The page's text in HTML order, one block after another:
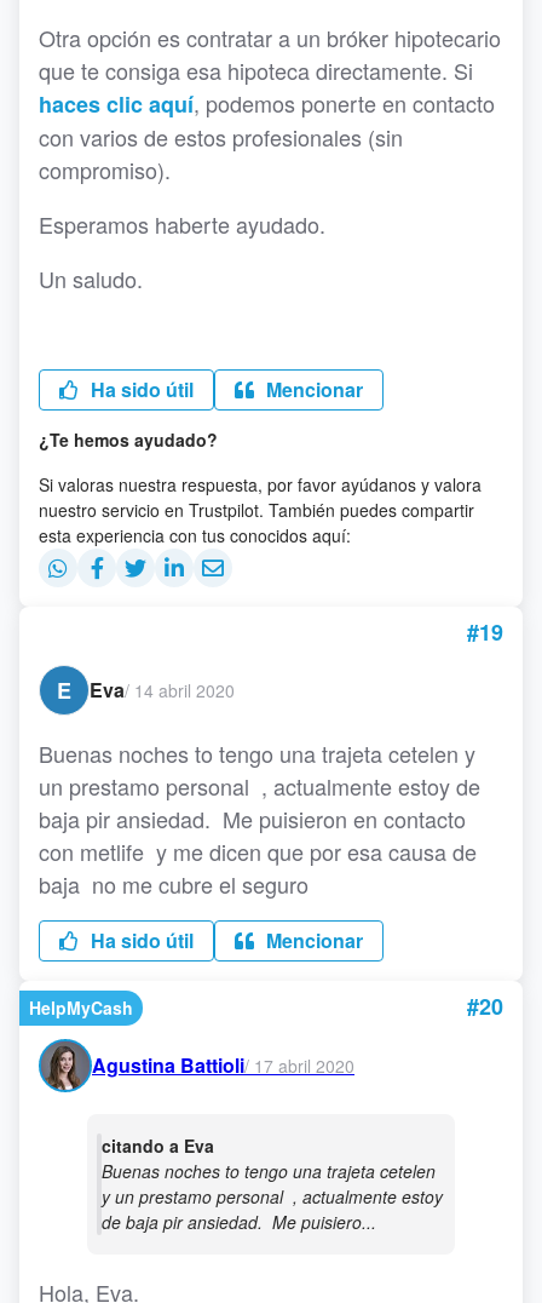
Otra opción es contratar a un bróker hipotecario
que te consiga esa hipoteca directamente. Si
haces clic aquí, podemos ponerte en contacto
con varios de estos profesionales (sin
compromiso).
Esperamos haberte ayudado.
Un saludo.
Ha sido útil Mencionar
¿Te hemos ayudado?
Si valoras nuestra respuesta, por favor ayúdanos y valora
nuestro servicio en Trustpilot. También puedes compartir
esta experiencia con tus conocidos aquí:
#19
E
Eva/ 14 abril 2020
Buenas noches to tengo una trajeta cetelen y
un prestamo personal , actualmente estoy de
baja pir ansiedad. Me puisieron en contacto
con metlife y me dicen que por esa causa de
baja no me cubre el seguro
Ha sido útil Mencionar
HelpMyCash #20
Agustina Battioli/ 17 abril 2020
citando a Eva
Buenas noches to tengo una trajeta cetelen
y un prestamo personal , actualmente estoy
de baja pir ansiedad. Me puisiero...
Hola, Eva.